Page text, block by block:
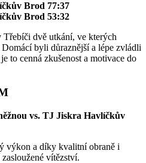
Brod 77:37
Brod 53:32
dvě utkání, ve kterých
byli důraznější a lépe zvládli
to cenná zkušenost a motivace do
vs. TJ Jiskra Havlíčkův
výkon a díky kvalitní obraně i
vítězství.